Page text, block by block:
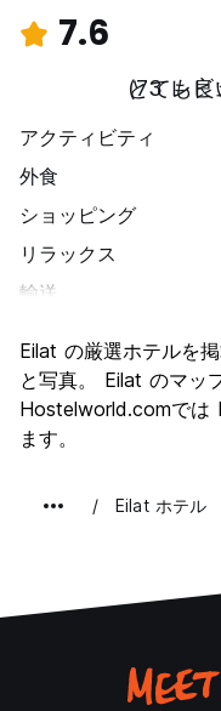
7.6
とても良
(73 レビ
アクティビティ
外食
ショッピング
リラックス
輸送
文化
ナイトライフ
コストパフォーマンス
Eilat の厳選ホテルを
と写真。 Eilat のマッ
Hostelworld.comでは
ます。
Eilat ホテル